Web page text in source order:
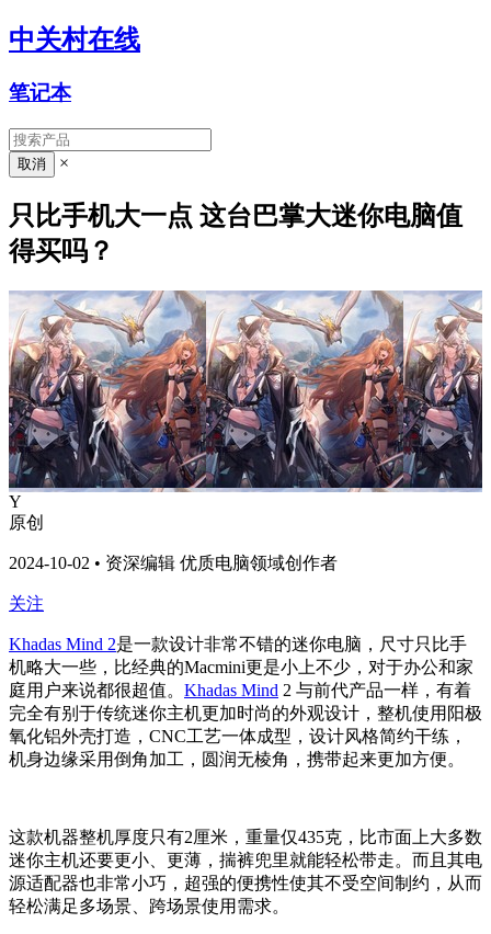
中关村在线
笔记本
×
只比手机大一点 这台巴掌大迷你电脑值
得买吗？
Y
原创
2024-10-02 • 资深编辑 优质电脑领域创作者
关注
Khadas Mind 2是一款设计非常不错的迷你电脑，尺寸只比手
机略大一些，比经典的Macmini更是小上不少，对于办公和家
庭用户来说都很超值。 Khadas Mind 2 与前代产品一样，有着
完全有别于传统迷你主机更加时尚的外观设计，整机使用阳极
氧化铝外壳打造，CNC工艺一体成型，设计风格简约干练，
机身边缘采用倒角加工，圆润无棱角，携带起来更加方便。
这款机器整机厚度只有2厘米，重量仅435克，比市面上大多数
迷你主机还要更小、更薄，揣裤兜里就能轻松带走。而且其电
源适配器也非常小巧，超强的便携性使其不受空间制约，从而
轻松满足多场景、跨场景使用需求。